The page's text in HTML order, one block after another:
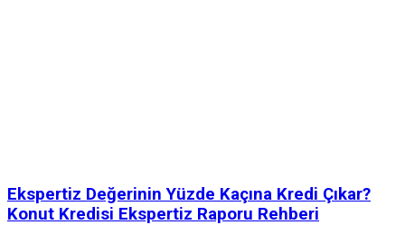
Ekspertiz Değerinin Yüzde Kaçına Kredi Çıkar?
Konut Kredisi Ekspertiz Raporu Rehberi